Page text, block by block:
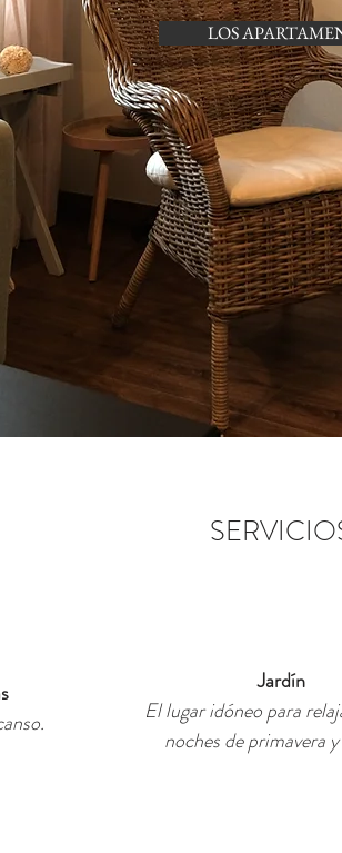
LOS
Jardín
El lugar idóneo para
noches de primavera